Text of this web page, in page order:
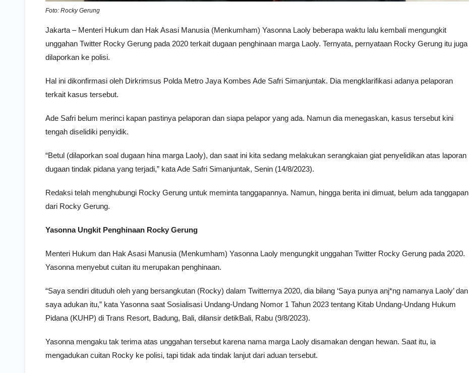
Foto: Rocky Gerung
Jakarta – Menteri Hukum dan Hak Asasi Manusia (Menkumham) Yasonna Laoly beberapa waktu lalu kembali mengungkit
unggahan Twitter Rocky Gerung pada 2020 terkait dugaan penghinaan marga Laoly. Ternyata, pernyataan Rocky Gerung itu juga
dilaporkan ke polisi.
Hal ini dikonfirmasi oleh Dirkrimsus Polda Metro Jaya Kombes Ade Safri Simanjuntak. Dia mengklarifikasi adanya pelaporan
terkait kasus tersebut.
Ade Safri belum merinci kapan pastinya pelaporan dan siapa pelapor yang ada. Namun dia menegaskan, kasus tersebut kini
tengah diselidiki penyidik.
“Betul (dilaporkan soal dugaan hina marga Laoly), dan saat ini kita sedang melakukan serangkaian giat penyelidikan atas laporan
dugaan tindak pidana yang terjadi,” kata Ade Safri Simanjuntak, Senin (14/8/2023).
Redaksi telah menghubungi Rocky Gerung untuk meminta tanggapannya. Namun, hingga berita ini dimuat, belum ada tanggapan
dari Rocky Gerung.
Yasonna Ungkit Penghinaan Rocky Gerung
Menteri Hukum dan Hak Asasi Manusia (Menkumham) Yasonna Laoly mengungkit unggahan Twitter Rocky Gerung pada 2020.
Yasonna menyebut cuitan itu merupakan penghinaan.
“Saya sendiri dituduh oleh yang bersangkutan (Rocky) dalam Twitternya 2020, dia bilang ‘Saya punya anj*ng namanya Laoly’ dan
saya adukan itu,” kata Yasonna saat Sosialisasi Undang-Undang Nomor 1 Tahun 2023 tentang Kitab Undang-Undang Hukum
Pidana (KUHP) di Trans Resort, Badung, Bali, dilansir detikBali, Rabu (9/8/2023).
Yasonna mengaku tak terima atas unggahan tersebut karena nama marga Laoly disamakan dengan hewan. Saat itu, ia
mengadukan cuitan Rocky ke polisi, tapi tidak ada tindak lanjut dari aduan tersebut.